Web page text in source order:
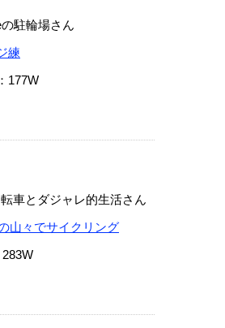
駐輪場さん
練
177W
車とダジャレ的生活さん
山々でサイクリング